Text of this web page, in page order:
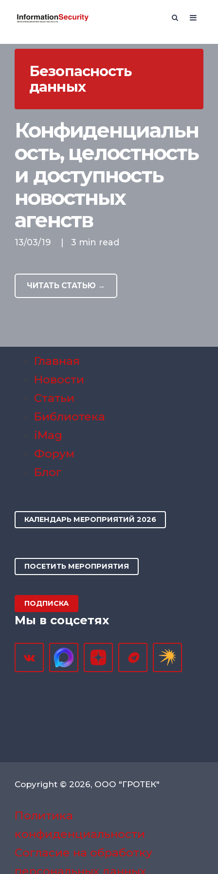
Безопасность
данных
Конфиденциальн
ость, целостность
и доступность
новостных
агенств
13/03/19 3 min read
ЧИТАТЬ СТАТЬЮ →
Главная
Новости
Статьи
Библиотека
iMag
Форум
Блог
КАЛЕНДАРЬ МЕРОПРИЯТИЙ 2026
ПОСЕТИТЬ МЕРОПРИЯТИЯ
ПОДПИСКА
Мы в соцсетях
Copyright © 2026, ООО "ГРОТЕК"
Политика
конфиденциальности
Согласие на обработку
персональных данных